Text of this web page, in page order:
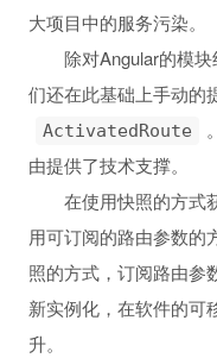
大项目中的服务污染。
除对Angular的模
们还在此基础上手动的
ActivatedRoute
由提供了技术支撑。
在使用快照的方式
用可订阅的路由参数的
照的方式，订阅路由参
新实例化，在软件的可
升。